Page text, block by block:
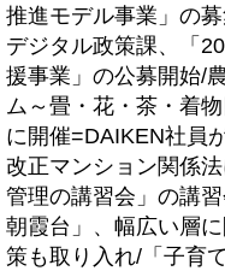
推進モデル事業」の
デジタル政策課、「
援事業」の公募開始/
ム～畳・花・茶・着
に開催=DAIKEN社員
改正マンション関係
管理の講習会」の講
朝霞台」、幅広い層
策も取り入れ/「子育